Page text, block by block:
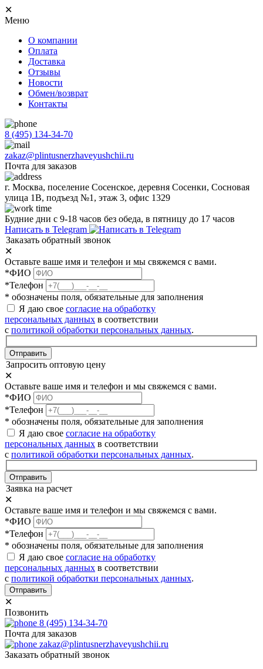
✕
Меню
О компании
Оплата
Доставка
Отзывы
Новости
Обмен/возврат
Контакты
8 (495) 134-34-70
zakaz@plintusnerzhaveyushchii.ru
Почта для заказов
г. Москва, поселение Сосенское, деревня Сосенки, Сосновая
улица 1В, подъезд №1, этаж 3, офис 1329
Будние дни с 9-18 часов без обеда, в пятницу до 17 часов
Написать в Telegram
Заказать обратный звонок
✕
Оставьте ваше имя и телефон и мы свяжемся с вами.
*ФИО
*Телефон
* обозначены поля, обязательные для заполнения
Я даю свое согласие на обработку
персональных данных в соответствии
с политикой обработки персональных данных.
Отправить
Запросить оптовую цену
✕
Оставьте ваше имя и телефон и мы свяжемся с вами.
*ФИО
*Телефон
* обозначены поля, обязательные для заполнения
Я даю свое согласие на обработку
персональных данных в соответствии
с политикой обработки персональных данных.
Отправить
Заявка на расчет
✕
Оставьте ваше имя и телефон и мы свяжемся с вами.
*ФИО
*Телефон
* обозначены поля, обязательные для заполнения
Я даю свое согласие на обработку
персональных данных в соответствии
с политикой обработки персональных данных.
Отправить
✕
Позвонить
8 (495) 134-34-70
Почта для заказов
zakaz@plintusnerzhaveyushchii.ru
Заказать обратный звонок